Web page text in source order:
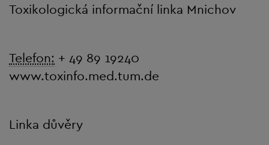
Toxikologická informační linka Mnichov
Telefon: + 49 89 19240
www.toxinfo.med.tum.de
Linka důvěry